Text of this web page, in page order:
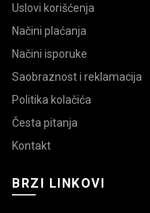
Uslovi korišćenja
Načini plaćanja
Načini isporuke
Saobraznost i reklamacija
Politika kolačića
Česta pitanja
Kontakt
BRZI LINKOVI